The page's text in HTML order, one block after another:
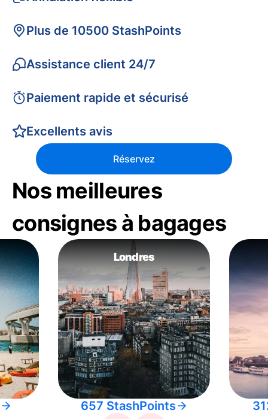
Plus de 10500 StashPoints
Assistance client 24/7
Paiement rapide et sécurisé
Excellents avis
Réservez
Nos meilleures
consignes à bagages
Londres
657 StashPoints